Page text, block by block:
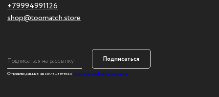
+79994991126
Подписаться
Отправляя данные, вы соглашаетесь сполитикой конфиденциальности
shop@toomatch.store